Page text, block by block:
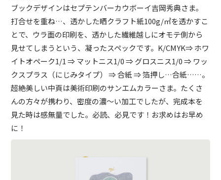
ブックデザインはセプテンバーカウボーイ吉岡秀典さま。
打合せを重ね…、透かした晒クラフト紙100g/㎡を透かすこ
とで、ウラ面の印刷を、透かした繊維越しにオモテ側から
見せてしまうという、凝ったスペックです。K/CMYK⇒ ホワ
イトオペーク1/1 ⇒ マットニス1/0 ⇒ グロスニス1/0 ⇒ ワッ
クスプラス（にじみタイプ） ⇒ 合紙 ⇒ 箔押し…合紙……。
超絶美しい中頁は美術印刷のサンエムカラーさま。たくさ
んの方々が携わり、密度の濃～い加工でしたが、完成本を
見た時は感無量でした。必読、必見です！お求めはお早め
に！